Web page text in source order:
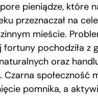
pieniądze, które
przeznaczał na
mieście.
fortuny pochodziła z
oraz
Czarna społeczność
pomnika, a